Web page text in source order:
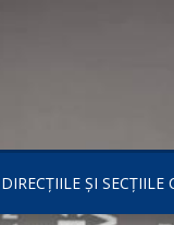
DIRECȚIILE ȘI